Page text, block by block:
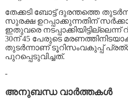
തേക്കടി ബോട്ട്‌ ദുരന്തത്തെ
സുരക്ഷ ഉറപ്പാക്കുന്നതിന്‌
ഇതുവരെ നടപ്പാക്കിയിട്ടില്ലെന്ന്‌
30ന്‌ 45 പേരുടെ
തുടര്‍ന്നാണ്‌ ടൂറിസംവകുപ്പ്‌
പുറപ്പെടുവിച്ചത്‌.
-
അനുബന്ധ വാര്‍ത്തകള്‍